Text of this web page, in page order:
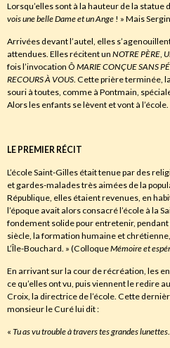
Lorsqu’elles sont à la hauteur de la statue
vois une belle Dame et un Ange ! » Mais
Arrivées devant l’autel, elles
attendues. Elles récitent un NOTRE PÈRE,
fois l’invocation Ô MARIE CONÇUE SANS
RECOURS À VOUS. Cette prière terminée,
souri à toutes, comme à Pontmain,
Alors les enfants se lèvent et vont à l’école.
LE PREMIER RÉCIT
L’école Saint-Gilles était tenue par des
et gardes-malades très aimées de la
République, elles étaient revenues, en
l’époque avait alors consacré l’école à la
fondement solide pour entretenir,
siècle, la formation humaine et
L’Île-Bouchard. » (ColloqueMémoire et
En arrivant sur la cour de récréation, les
ce qu’elles ont vu, puis viennent le redire
Croix, la directrice de l’école. Cette
monsieur le Curé lui dit :
« Tuas vu trouble à travers tes grandes lunettes